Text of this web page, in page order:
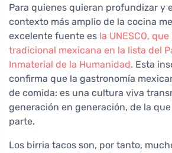
Para quienes quieran profundizar y
contexto más amplio de la cocina
excelente fuente es la UNESCO,
tradicional mexicana en la lista del
Inmaterial de la Humanidad. Esta
confirma que la gastronomía
de comida: es una cultura viva
generación en generación, de la
parte.
Los birria tacos son, por tanto,